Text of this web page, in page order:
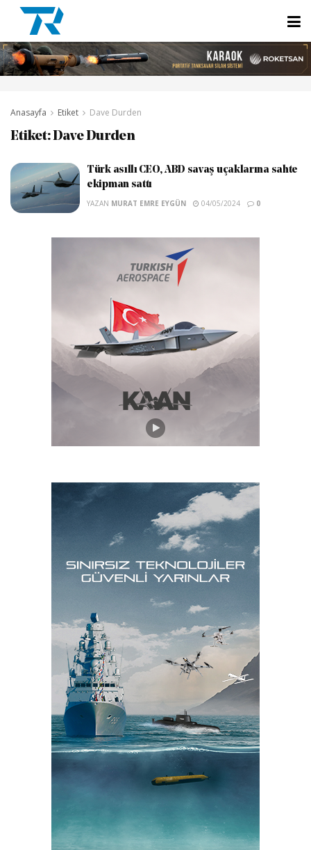
Anasayfa Etiket Dave Durden
Etiket:Dave Durden
Türk asıllı CEO, ABD savaş uçaklarına sahte
ekipman sattı
YAZAN MURAT EMRE EYGÜN 04/05/2024 0